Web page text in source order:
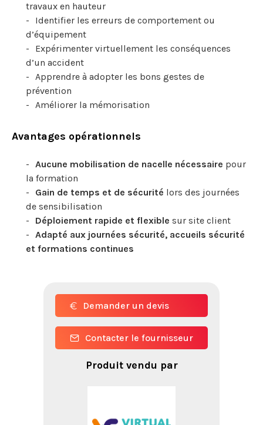
travaux en hauteur
Identifier les erreurs de comportement ou
d’équipement
Expérimenter virtuellement les conséquences
d’un accident
Apprendre à adopter les bons gestes de
prévention
Améliorer la mémorisation
Avantages opérationnels
Aucune mobilisation de nacelle nécessaire pour
la formation
Gain de temps et de sécurité lors des journées
de sensibilisation
Déploiement rapide et flexible sur site client
Adapté aux journées sécurité, accueils sécurité
et formations continues
Demander un devis
Contacter le fournisseur
Produit vendu par